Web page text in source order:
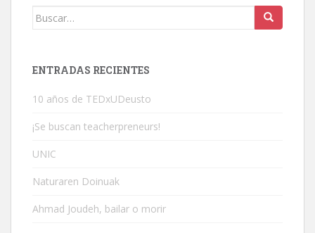
Buscar:
ENTRADAS RECIENTES
10 años de TEDxUDeusto
¡Se buscan teacherpreneurs!
UNIC
Naturaren Doinuak
Ahmad Joudeh, bailar o morir